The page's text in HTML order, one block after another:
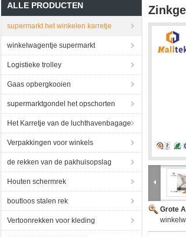
ALLE PRODUCTEN
supermarkt het winkelen karretje
winkelwagentje supermarkt
Logistieke trolley
Gaas opbergkooien
supermarktgondel het opschorten
Het Karretje van de luchthavenbagage
Verpakkingen voor winkels
de rekken van de pakhuisopslag
Houten schermrek
boutloos stalen rek
Vertoonrekken voor kleding
Grote